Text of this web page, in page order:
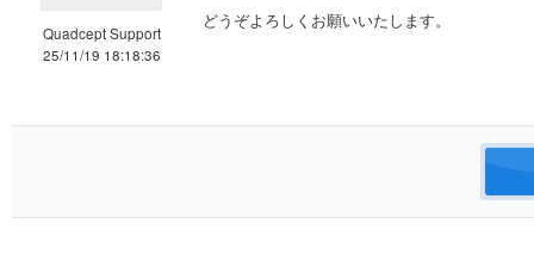
Quadcept Support
25/11/19 18:18:36
どうぞよろしくお願いいたします。